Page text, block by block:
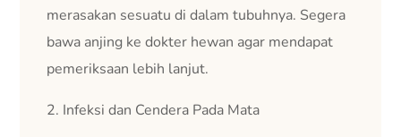
merasakan sesuatu di dalam tubuhnya. Segera
bawa anjing ke dokter hewan agar mendapat
pemeriksaan lebih lanjut.
2. Infeksi dan Cendera Pada Mata